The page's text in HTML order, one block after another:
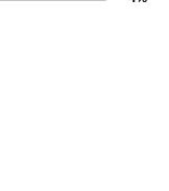
en was
er een